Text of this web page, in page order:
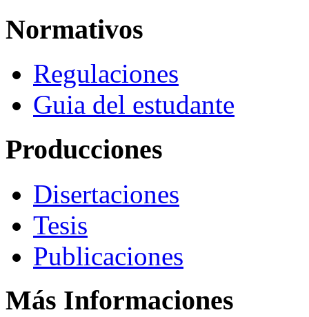
Normativos
Regulaciones
Guia del estudante
Producciones
Disertaciones
Tesis
Publicaciones
Más Informaciones